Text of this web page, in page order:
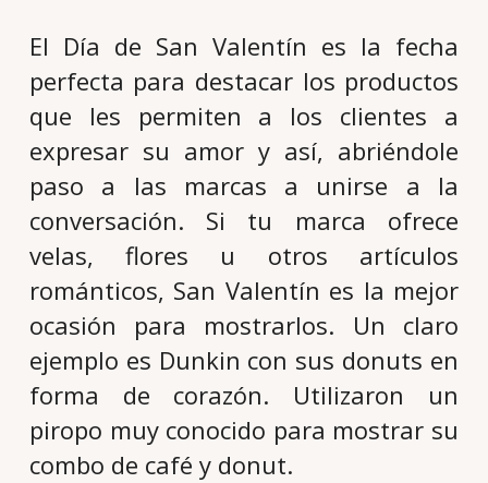
El Día de San Valentín es la fecha
perfecta para destacar los productos
que les permiten a los clientes a
expresar su amor y así, abriéndole
paso a las marcas a unirse a la
conversación. Si tu marca ofrece
velas, flores u otros artículos
románticos, San Valentín es la mejor
ocasión para mostrarlos. Un claro
ejemplo es Dunkin con sus donuts en
forma de corazón. Utilizaron un
piropo muy conocido para mostrar su
combo de café y donut.